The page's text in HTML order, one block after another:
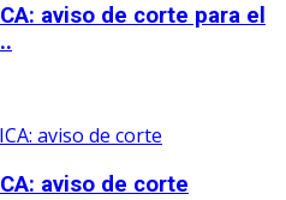
aviso de corte para el
aviso de corte